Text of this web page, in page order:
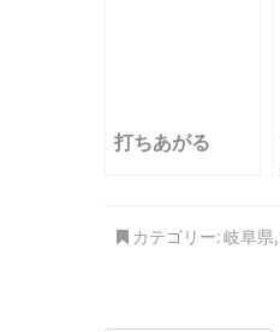
打ちあがる
カテゴリー:岐阜県,